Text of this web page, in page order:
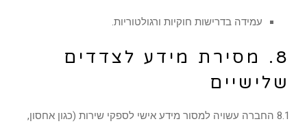
עמידה בדרישות חוקיות ורגולטוריות.
8. מסירת מידע לצדדים
שלישיים
8.1 החברה עשויה למסור מידע אישי לספקי שירות (כגון אחסון,